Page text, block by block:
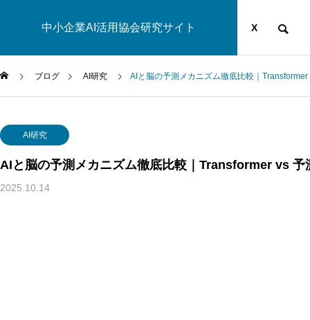
中小企業AI活用協会研究サイト
運営団体 YOUTUBE X
ブログ AI研究 AIと脳の予測メカニズム徹底比較｜
AI研究
AIと脳の予測メカニズム徹底比較｜Transformer vs 予
2025.10.14